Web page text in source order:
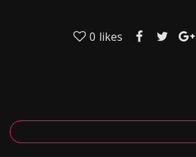
0 likes